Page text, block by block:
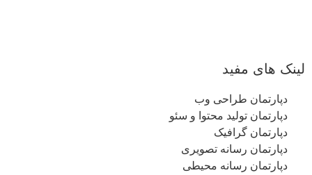
لینک های مفید
دپارتمان طراحی وب
دپارتمان تولید محتوا و سئو
دپارتمان گرافیک
دپارتمان رسانه تصویری
دپارتمان رسانه محیطی